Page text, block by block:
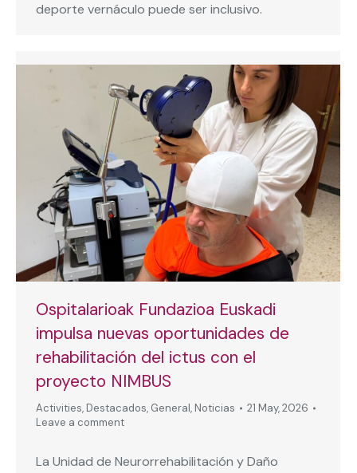
deporte vernáculo puede ser inclusivo.
Ospitalarioak Fundazioa Euskadi
impulsa nuevas oportunidades de
rehabilitación del ictus con el
proyecto NIMBUS
Activities, Destacados, General, Noticias
21 May, 2026
Leave a comment
La Unidad de Neurorrehabilitación y Daño